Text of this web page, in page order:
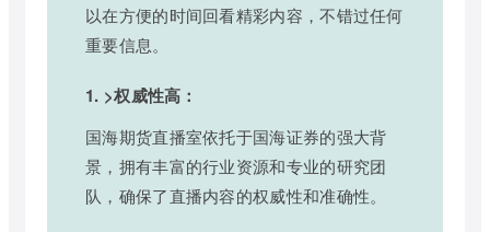
以在方便的时间回看精彩内容，不错过任何
重要信息。
1. >权威性高：
国海期货直播室依托于国海证券的强大背
景，拥有丰富的行业资源和专业的研究团
队，确保了直播内容的权威性和准确性。